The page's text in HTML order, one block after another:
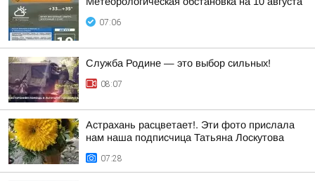
07:06
Служба Родине — это выбор сильных!
08:07
Астрахань расцветает!. Эти фото прислала
нам наша подписчица Татьяна Лоскутова
07:28